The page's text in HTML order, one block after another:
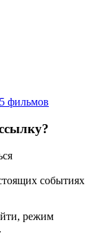
5 фильмов
событиях
режим